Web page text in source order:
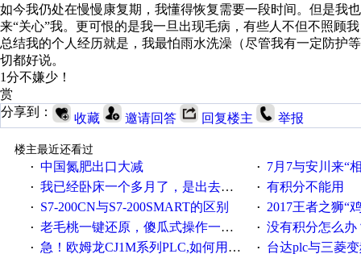
如今我仍处在慢慢康复期，我懂得恢复需要一段时间。但是我
来“关心”我。更可恨的是我一旦出现毛病，有些人不但不照顾
总结我的个人经历就是，我最怕雨水洗澡（尽管我有一定防护
切都好说。
1分不嫌少！
赏
分享到：
收藏 邀请回答 回复楼主 举报
楼主最近还看过
· 中国氮肥出口大减 · 7月7与安川来“相
· 我已经卧床一个多月了，是出去安装机械手在高速遭遇车祸所致:大家工作都要特别注意啊 · 有积分不能用
· S7-200CN与S7-200SMART的区别 · 2017王者之狮“鸡”情签到帖
· 老毛桃一键还原，傻瓜式操作一键轻松备份还原；程序为向导式安装，一键即可实现自动备份或还原系统。 · 没有积分怎么办
· 急！欧姆龙CJ1M系列PLC,如何用时间控制变频器。要求时间在组态王中可以自由输入！拜托各位大神了！ · 台达plc与三菱